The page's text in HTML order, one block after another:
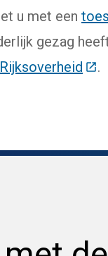
u met een
gezag
Rijksoverheid .